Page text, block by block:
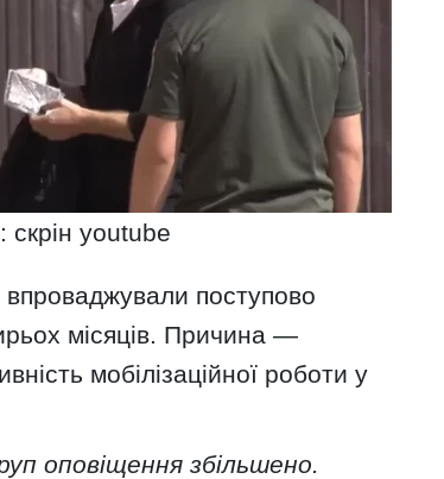
youtube
поступово
місяців. Причина —
мобілізаційної роботи у
оповіщення збільшено.